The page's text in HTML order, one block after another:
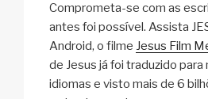
Comprometa-se com as
antes foi possível. Assista
Android, o filme Jesus Film
de Jesus já foi traduzido para
idiomas e visto mais de 6